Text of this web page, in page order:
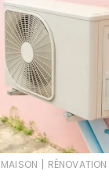
MAISON | RÉNOVATION